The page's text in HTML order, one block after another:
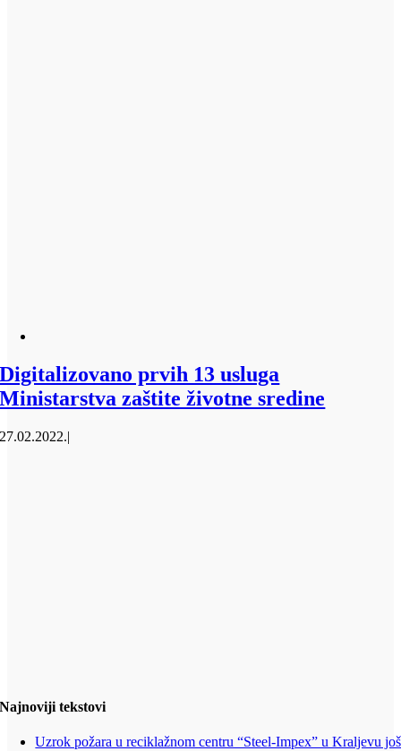
Digitalizovano prvih 13 usluga
Ministarstva zaštite životne sredine
27.02.2022.|
Najnoviji tekstovi
Uzrok požara u reciklažnom centru “Steel-Impex” u Kraljevu još